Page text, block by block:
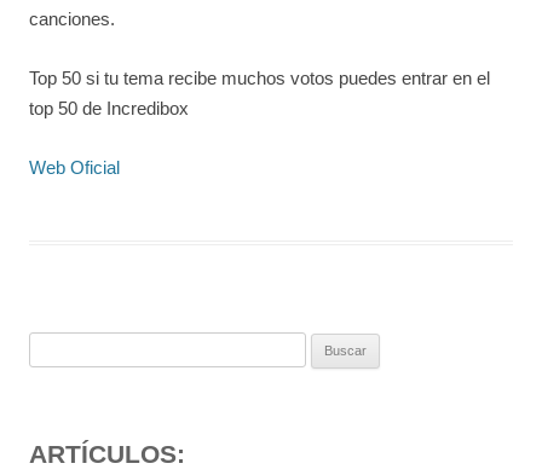
canciones.
Top 50 si tu tema recibe muchos votos puedes entrar en el
top 50 de Incredibox
Web Oficial
ARTÍCULOS: